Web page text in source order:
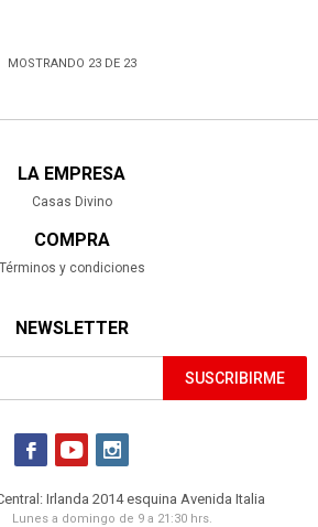
MOSTRANDO 23DE 23
LA EMPRESA
Casas Divino
COMPRA
Términos y condiciones
NEWSLETTER
SUSCRIBIRME
  
Irlanda 2014 esquina Avenida Italia
Lunes a domingo de 9 a 21:30 hrs.